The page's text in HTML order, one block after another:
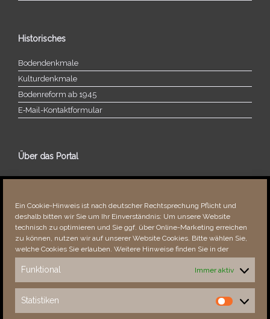
Ein Cookie-Hinweis ist nach deutscher Rechtsprechung Pflicht und
deshalb bitten wir Sie um Ihr Einverständnis: Um unsere Website
technisch zu optimieren und Sie ggf. über Online-Marketing erreichen
zu können, nutzen wir auf unserer Website Cookies. Bitte wählen Sie,
welche Cookies Sie erlauben. Weitere Hinweise finden Sie in der
Funktional Immer aktiv
Statistiken
Statistiken
Historisches
Bodendenkmale
Kulturdenkmale
Bodenreform ab 1945
E‑Mail-​​Kontaktformular
Über das Portal
Über dieses Portal
Fehler bemerkt?
Besucher seit 08/​2021